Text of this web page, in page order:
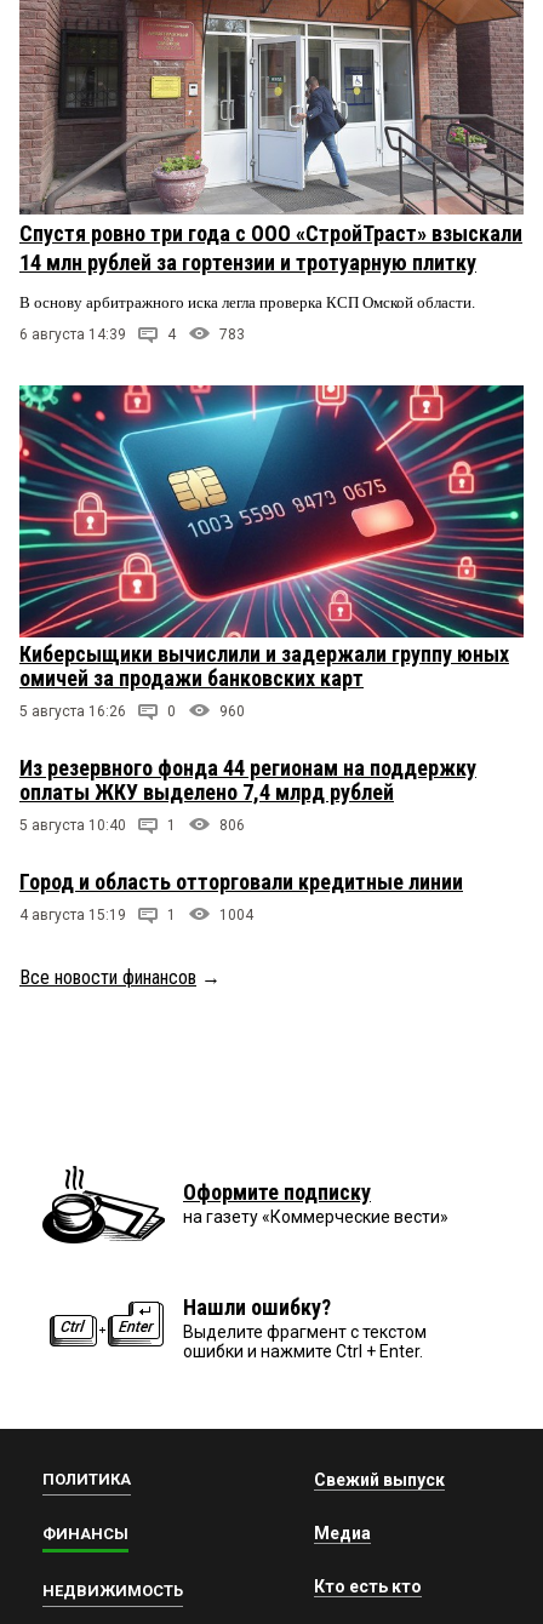
Спустя ровно три года с ООО «СтройТраст» взыскали
14 млн рублей за гортензии и тротуарную плитку
В основу арбитражного иска легла проверка КСП Омской области.
6 августа 14:39 4 783
Киберсыщики вычислили и задержали группу юных
омичей за продажи банковских карт
5 августа 16:26 0 960
Из резервного фонда 44 регионам на поддержку
оплаты ЖКУ выделено 7,4 млрд рублей
5 августа 10:40 1 806
Город и область отторговали кредитные линии
4 августа 15:19 1 1004
Все новости финансов →
Оформите подписку
на газету «Коммерческие вести»
Нашли ошибку?
Выделите фрагмент с текстом
ошибки и нажмите Ctrl + Enter.
ПОЛИТИКА
ФИНАНСЫ
НЕДВИЖИМОСТЬ
Свежий выпуск
Медиа
Кто есть кто